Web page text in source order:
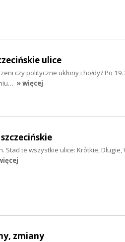
ulice
czy polityczne ukłony i hołdy? Po
» więcej
te wszystkie ulice: Krótkie, Długie,
zmiany